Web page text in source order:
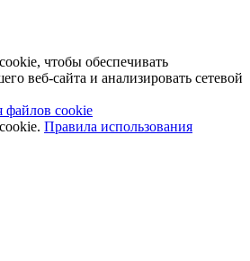
чтобы обеспечивать
веб-сайта и анализировать сетевой
файлов cookie
Правила использования